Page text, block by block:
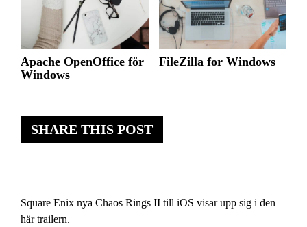
SHARE THIS POST
Square Enix nya Chaos Rings II till iOS visar upp sig i den
här trailern.
Apache OpenOffice för
Windows
FileZilla for Windows